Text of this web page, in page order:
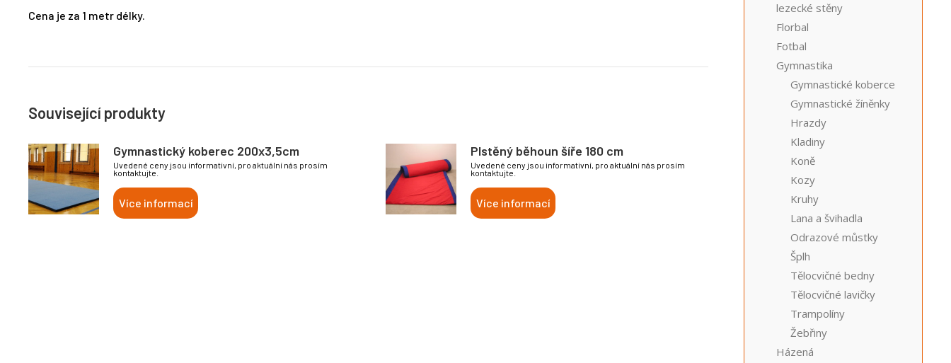
Cena je za 1 metr délky.
Související produkty
Gymnastický koberec 200x3,5cm
Uvedené ceny jsou informativní, pro aktuální nás prosím
kontaktujte.
Více informací
Plstěný běhoun šíře 180 cm
Uvedené ceny jsou informativní, pro aktuální nás prosím
kontaktujte.
Více informací
lezecké stěny
Florbal
Fotbal
Gymnastika
Gymnastické koberce
Gymnastické žíněnky
Hrazdy
Kladiny
Koně
Kozy
Kruhy
Lana a švihadla
Odrazové můstky
Šplh
Tělocvičné bedny
Tělocvičné lavičky
Trampolíny
Žebřiny
Házená